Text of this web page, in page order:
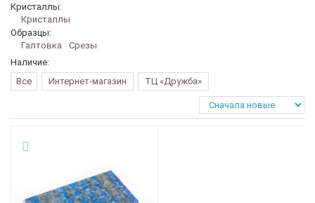
Кристаллы:
Кристаллы
Образцы:
Галтовка
Срезы
Наличие:
Все
Интернет-магазин ТЦ «Дружба»